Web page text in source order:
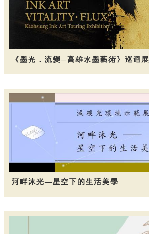
《墨光．流變─高雄水墨藝術》巡迴展
河畔沐光—星空下的生活美學